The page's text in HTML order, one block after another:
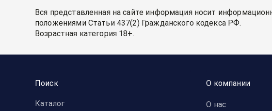
Вся представленная на сайте информация носит
положениями Статьи 437(2) Гражданского кодекса РФ.
Возрастная категория 18+.
Поиск
Каталог
О компании
О нас